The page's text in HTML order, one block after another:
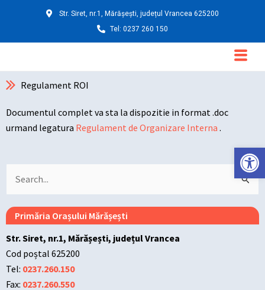
Deschide
Str. Siret, nr.1, Mărășești, județul Vrancea 625200
Tel: 0237 260 150
Main
Menu
Regulament ROI
Documentul complet va sta la dispozitie in format .doc
urmand legatura Regulament de Organizare Interna .
Search
for:
Primăria Orașului Mărășești
Str. Siret, nr.1, Mărășești, județul Vrancea
Cod poștal 625200
Tel: 0237.260.150
Fax: 0237.260.550